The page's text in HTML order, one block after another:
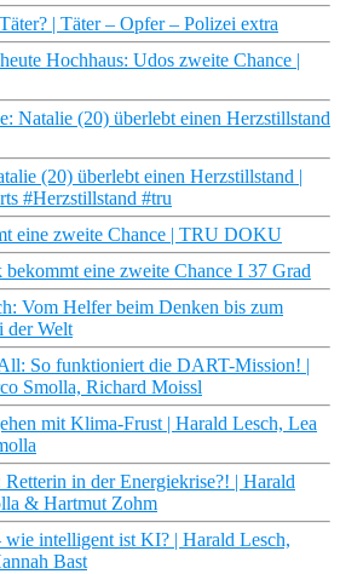
| Täter – Opfer – Polizei extra
Hochhaus: Udos zweite Chance |
Natalie (20) überlebt einen Herzstillstand
(20) überlebt einen Herzstillstand |
#Herzstillstand #tru
eine zweite Chance | TRU DOKU
eine zweite Chance I 37 Grad
Vom Helfer beim Denken bis zum
der Welt
So funktioniert die DART-Mission! |
Smolla, Richard Moissl
mit Klima-Frust | Harald Lesch, Lea
in der Energiekrise?! | Harald
& Hartmut Zohm
intelligent ist KI? | Harald Lesch,
Bast